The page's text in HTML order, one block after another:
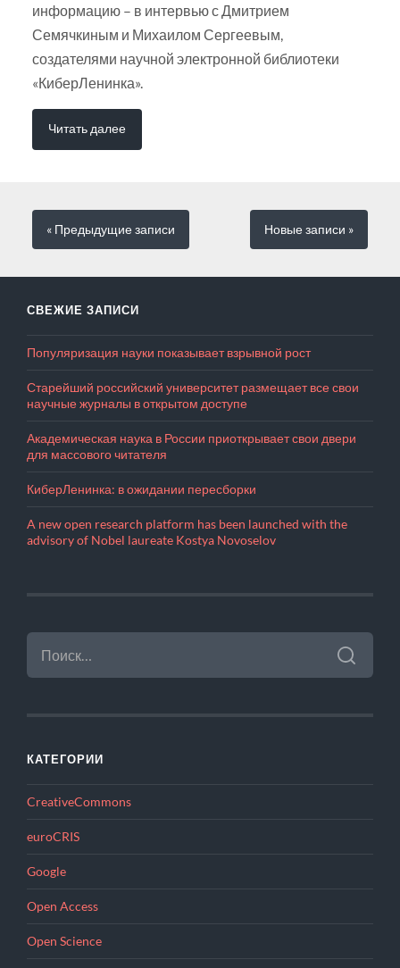
информацию – в интервью с Дмитрием
Семячкиным и Михаилом Сергеевым,
создателями научной электронной библиотеки
«КиберЛенинка».
Читать далее
« Предыдущиезаписи Новыезаписи »
СВЕЖИЕ ЗАПИСИ
Популяризация науки показывает взрывной рост
Старейший российский университет размещает все свои
научные журналы в открытом доступе
Академическая наука в России приоткрывает свои двери
для массового читателя
КиберЛенинка: в ожидании пересборки
A new open research platform has been launched with the
advisory of Nobel laureate Kostya Novoselov
НАЙТИ:
КАТЕГОРИИ
CreativeCommons
euroCRIS
Google
Open Access
Open Science